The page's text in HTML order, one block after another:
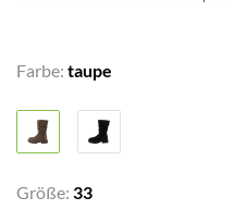
Farbe: taupe
Größe: 33